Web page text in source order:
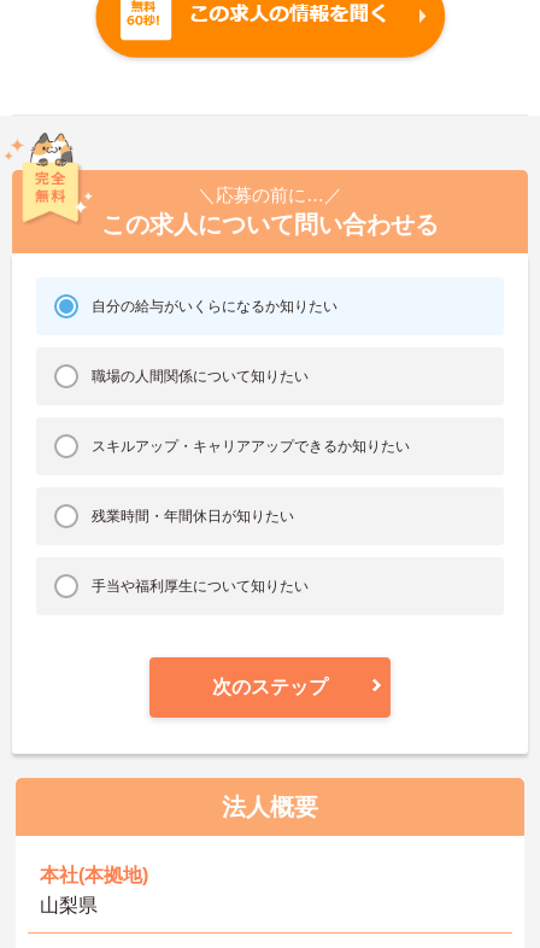
＼応募の前に…／
この求人について問い合わせる
自分の給与がいくらになるか知りたい
職場の人間関係について知りたい
スキルアップ・キャリアアップできるか知りたい
残業時間・年間休日が知りたい
手当や福利厚生について知りたい
次のステップ
法人概要
本社(本拠地)
山梨県